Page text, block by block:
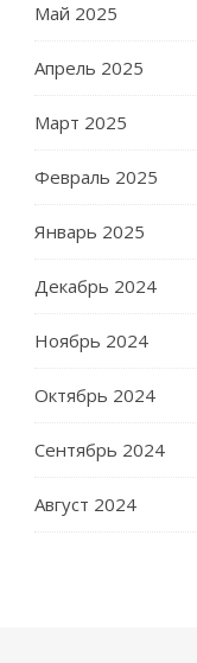
Май 2025
Апрель 2025
Март 2025
Февраль 2025
Январь 2025
Декабрь 2024
Ноябрь 2024
Октябрь 2024
Сентябрь 2024
Август 2024